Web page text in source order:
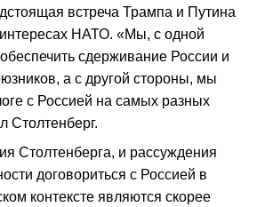
встреча Трампа и Путина
интересах НАТО. «Мы, с одной
сдерживание России и
а с другой стороны, мы
с Россией на самых разных
Столтенберг.
Столтенберга, и рассуждения
договориться с Россией в
контексте являются скорее